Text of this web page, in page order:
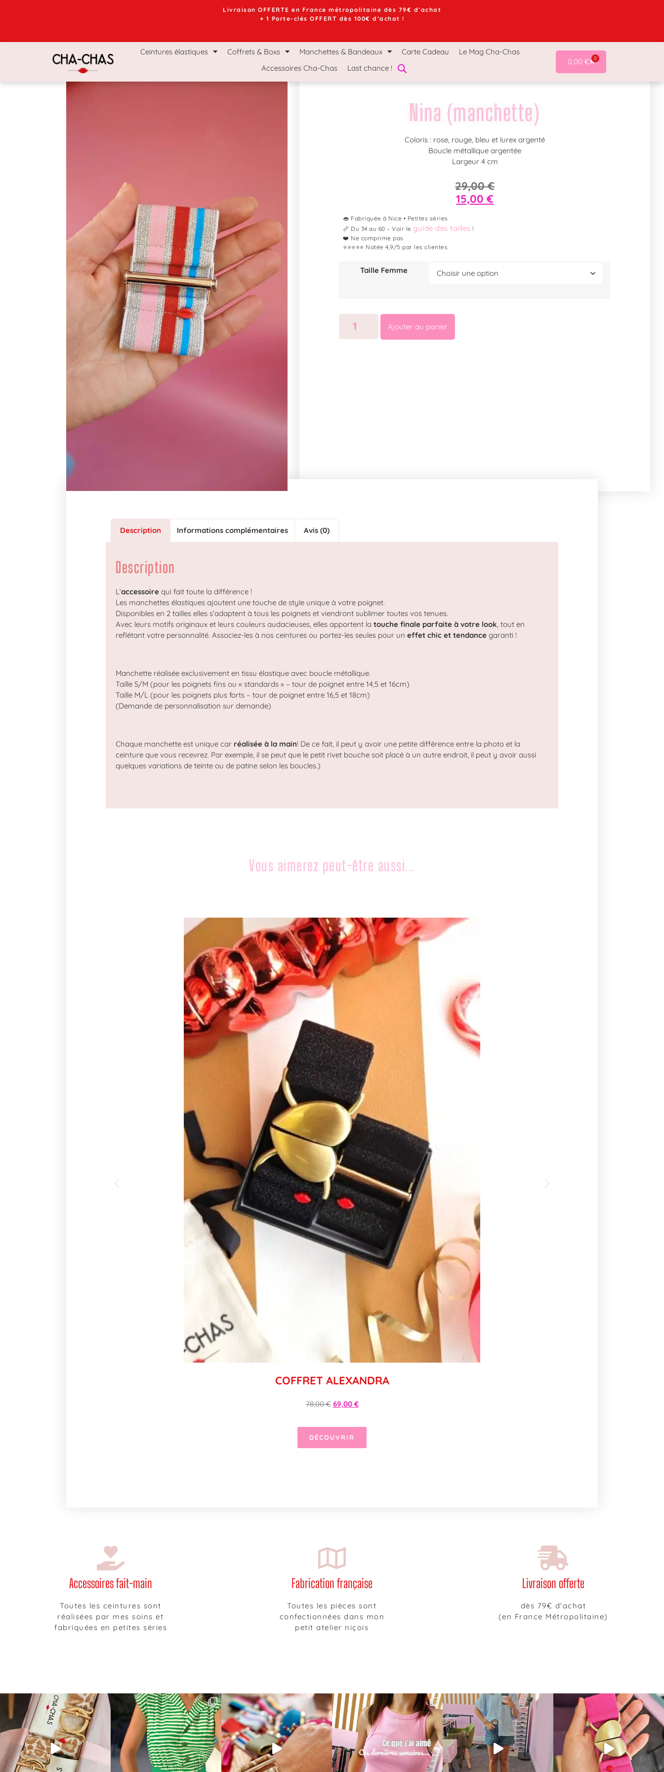
Livraison OFFERTE en France métropolitaine dès 79€ d’achat
+ 1 Porte-clés OFFERT dès 100€ d’achat !
Coffrets & Boxs Manchettes & Bandeaux Carte Cadeau Le Mag Cha-Chas Accessoires Cha-Chas
Ceintures élastiques Coffrets & Boxs Manchettes & Bandeaux Carte Cadeau
Le Mag Cha-Chas
Accessoires Cha-Chas
Last chance !
0,00 € 0
Nina (manchette)
Coloris : rose, rouge, bleu et lurex argenté
Boucle métallique argentée
Largeur 4 cm
29,00€
15,00€
👄 Fabriquée à Nice • Petites séries
📏 Du 34 au 60 – Voir leguide des tailles !
❤️ Ne comprime pas
⭐⭐⭐⭐⭐ Notée 4,9/5 par les clientes
Taille Femme
Ajouter au panier
Description Informations complémentaires Avis (0)
Description
L’accessoire qui fait toute la différence !
Les manchettes élastiques ajoutent une touche de style unique à votre poignet.
Disponibles en 2 tailles elles s’adaptent à tous les poignets et viendront sublimer toutes vos tenues.
Avec leurs motifs originaux et leurs couleurs audacieuses, elles apportent latouche finale parfaite à votre look, tout en
reflétant votre personnalité. Associez-les à nos ceintures ou portez-les seules pour uneffet chic et tendance garanti !
Manchette réalisée exclusivement en tissu élastique avec boucle métallique.
Taille S/M (pour les poignets fins ou « standards » – tour de poignet entre 14,5 et 16cm)
Taille M/L (pour les poignets plus forts – tour de poignet entre 16,5 et 18cm)
(Demande de personnalisation sur demande)
Chaque manchette est unique car réalisée à la main! De ce fait, il peut y avoir une petite différence entre la photo et la
ceinture que vous recevrez. Par exemple, il se peut que le petit rivet bouche soit placé à un autre endroit, il peut y avoir aussi
quelques variations de teinte ou de patine selon les boucles.)
Vous aimerez peut-être aussi...
COFFRET ALEXANDRA
78,00€ 69,00 €
DÉCOUVRIR
Accessoires fait-main
Toutes les ceintures sont
réalisées par mes soins et
fabriquées en petites séries
Fabrication française
Toutes les pièces sont
confectionnées dans mon
petit atelier niçois
Livraison offerte
dès 79€ d'achat
(en France Métropolitaine)